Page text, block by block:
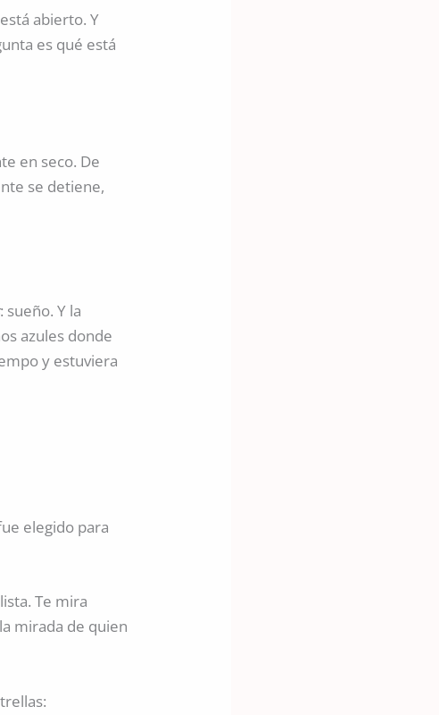
abierto. Y
es qué está
en seco. De
se detiene,
: sueño. Y la
azules donde
y estuviera
elegido para
Te mira
mirada de quien